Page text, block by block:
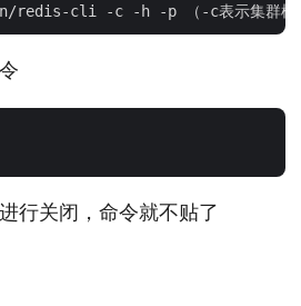
行关闭，命令就不贴了